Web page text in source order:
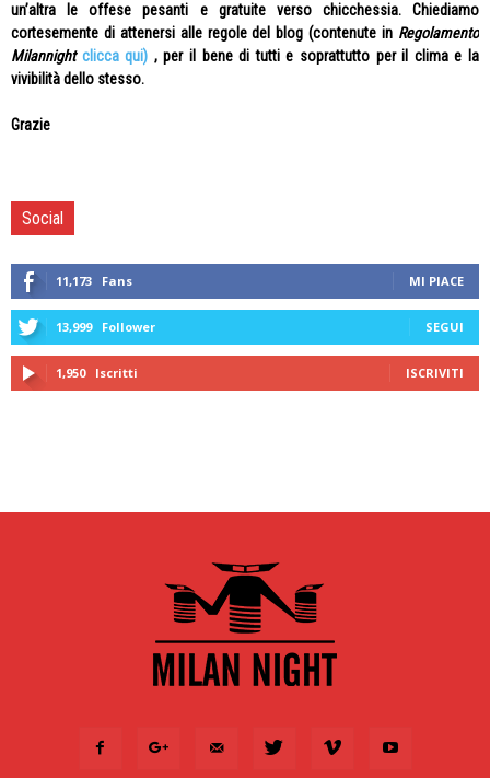
un’altra le offese pesanti e gratuite verso chicchessia. Chiediamo
cortesemente di attenersi alle regole del blog (contenute in Regolamento
Milannight clicca qui) , per il bene di tutti e soprattutto per il clima e la
vivibilità dello stesso.
Grazie
Social
11,173 Fans MI PIACE
13,999 Follower SEGUI
1,950 Iscritti ISCRIVITI